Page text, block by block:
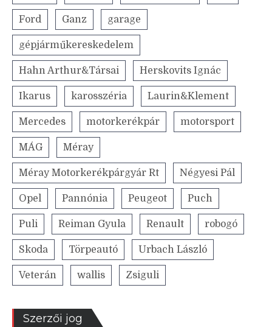
Ford Ganz garage
gépjárműkereskedelem
Hahn Arthur&Társai Herskovits Ignác
Ikarus karosszéria Laurin&Klement
Mercedes motorkerékpár motorsport
MÁG Méray
Méray Motorkerékpárgyár Rt Négyesi Pál
Opel Pannónia Peugeot Puch
Puli Reiman Gyula Renault robogó
Skoda Törpeautó Urbach László
Veterán wallis Zsiguli
Szerzői jog